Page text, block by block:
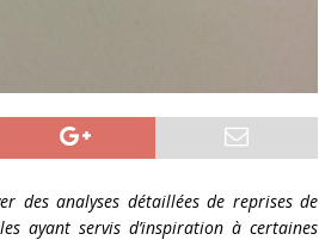
des analyses détaillées de reprises de
ayant servis d’inspiration à certaines